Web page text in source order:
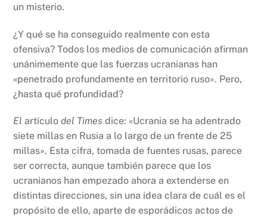
un misterio.
¿Y qué se ha conseguido realmente con esta
ofensiva? Todos los medios de comunicación afirman
unánimemente que las fuerzas ucranianas han
«penetrado profundamente en territorio ruso». Pero,
¿hasta qué profundidad?
El artículodel Timesdice: «Ucrania se ha adentrado
siete millas en Rusia a lo largo de un frente de 25
millas». Esta cifra, tomada de fuentes rusas, parece
ser correcta, aunque también parece que los
ucranianos han empezado ahora a extenderse en
distintas direcciones, sin una idea clara de cuál es el
propósito de ello, aparte de esporádicos actos de